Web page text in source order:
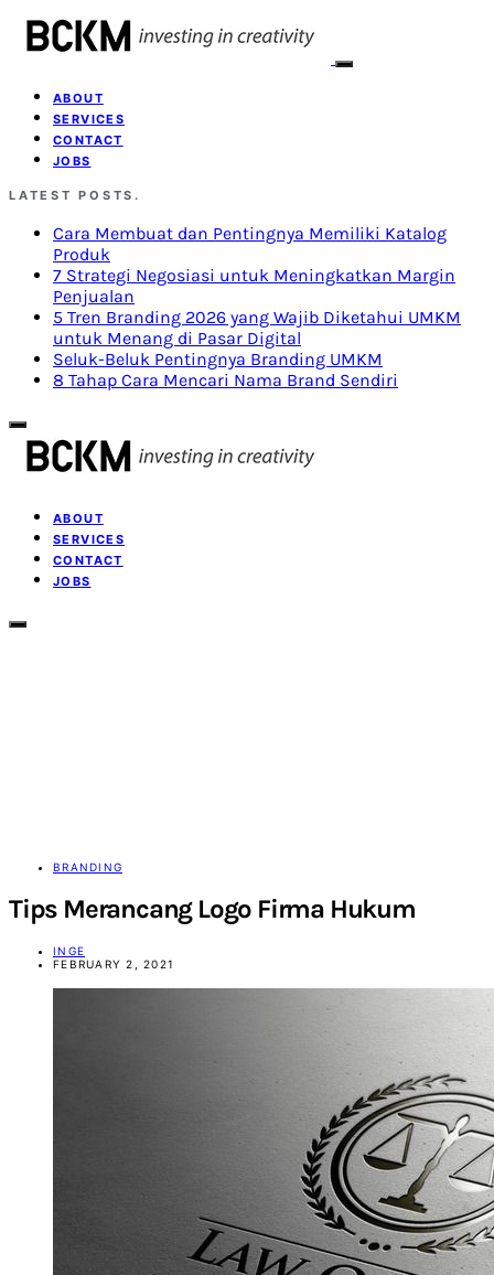
ABOUT
SERVICES
CONTACT
JOBS
LATEST POSTS.
Cara Membuat dan Pentingnya Memiliki Katalog
Produk
7 Strategi Negosiasi untuk Meningkatkan Margin
Penjualan
5 Tren Branding 2026 yang Wajib Diketahui UMKM
untuk Menang di Pasar Digital
Seluk-Beluk Pentingnya Branding UMKM
8 Tahap Cara Mencari Nama Brand Sendiri
ABOUT
SERVICES
CONTACT
JOBS
BRANDING
Tips Merancang Logo Firma Hukum
INGE
FEBRUARY 2, 2021